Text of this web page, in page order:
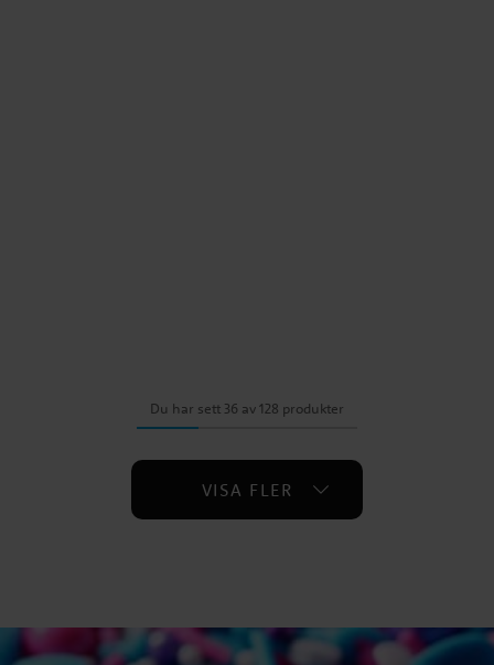
Du har sett 36 av 128 produkter
VISA FLER